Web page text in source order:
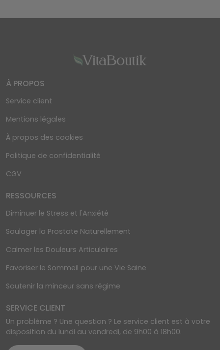
À PROPOS
Service client
Mentions légales
À propos des cookies
Politique de confidentialité
CGV
RESSOURCES
Diminuer le Stress et l'Anxiété
Soulager la Prostate Naturellement
Calmer les Douleurs Articulaires
Favoriser le Sommeil pour une Vie Saine
Soutenir la minceur sans régime
SERVICE CLIENT
Un problème ? Une question ? Le service client est à votre
disposition du lundi au vendredi, de 9h00 à 18h00.